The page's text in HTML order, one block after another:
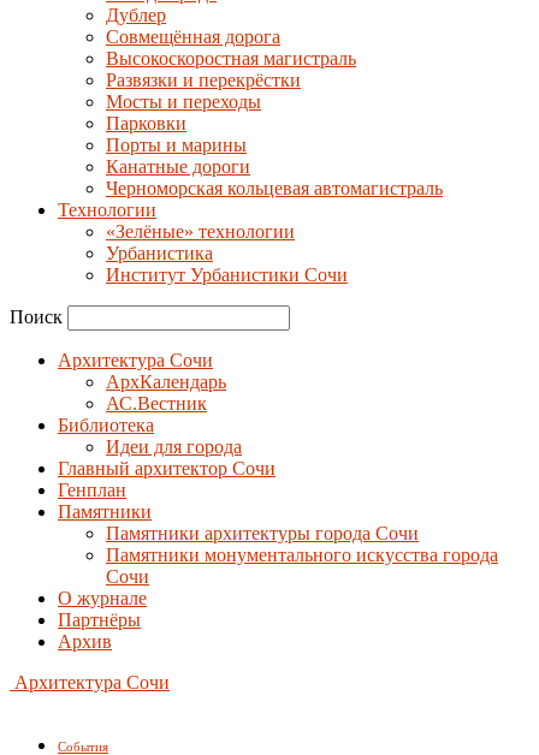
Дублер
Совмещённая дорога
Высокоскоростная магистраль
Развязки и перекрёстки
Мосты и переходы
Парковки
Порты и марины
Канатные дороги
Черноморская кольцевая автомагистраль
Технологии
«Зелёные» технологии
Урбанистика
Институт Урбанистики Сочи
Поиск
Архитектура Сочи
АрхКалендарь
АС.Вестник
Библиотека
Идеи для города
Главный архитектор Сочи
Генплан
Памятники
Памятники архитектуры города Сочи
Памятники монументального искусства города
Сочи
О журнале
Партнёры
Архив
Архитектура Сочи
События